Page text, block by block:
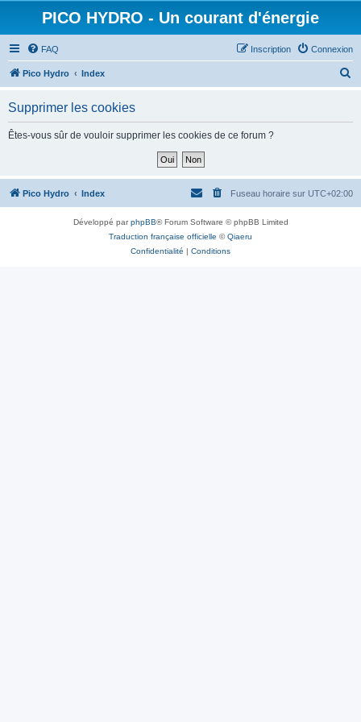
PICO HYDRO - Un courant d'énergie
FAQ Connexion
Inscription
Pico Hydro Index
h
Supprimer les cookies
Êtes-vous sûr de vouloir supprimer les cookies de ce forum ?
Pico Hydro Index Fuseau horaire sur UTC+02:00
Développé parphpBB® Forum Software © phpBB Limited
Traduction française officielle ©Qiaeru
Confidentialité | Conditions